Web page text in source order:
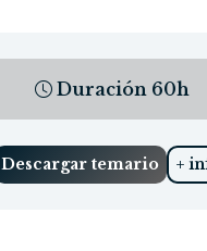
Duración 60h
Descargar temario +